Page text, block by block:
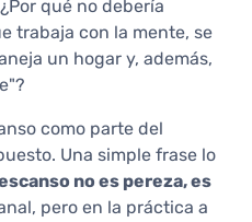
qué no debería
trabaja con la mente, se
un hogar y, además,
como parte del
Una simple frase lo
no es pereza, es
pero en la práctica a